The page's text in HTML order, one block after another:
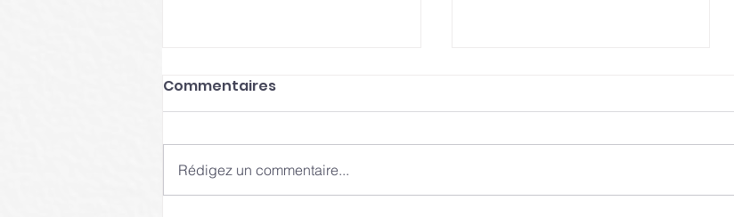
Commentaires
Rédigez un commentaire...